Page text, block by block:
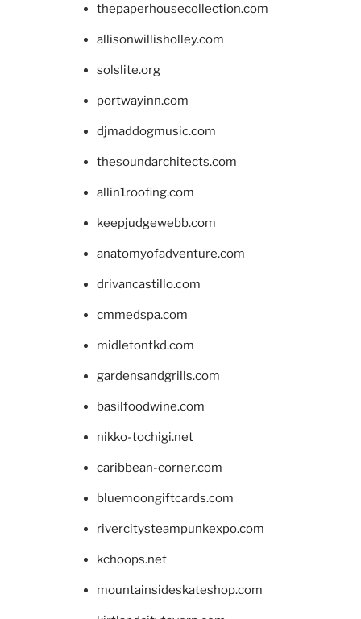
thepaperhousecollection.com
allisonwillisholley.com
solslite.org
portwayinn.com
djmaddogmusic.com
thesoundarchitects.com
allin1roofing.com
keepjudgewebb.com
anatomyofadventure.com
drivancastillo.com
cmmedspa.com
midletontkd.com
gardensandgrills.com
basilfoodwine.com
nikko-tochigi.net
caribbean-corner.com
bluemoongiftcards.com
rivercitysteampunkexpo.com
kchoops.net
mountainsideskateshop.com